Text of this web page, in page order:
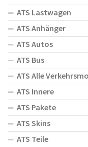
ATS Lastwagen
ATS Anhänger
ATS Autos
ATS Bus
ATS Alle
ATS Innere
ATS Pakete
ATS Skins
ATS Teile